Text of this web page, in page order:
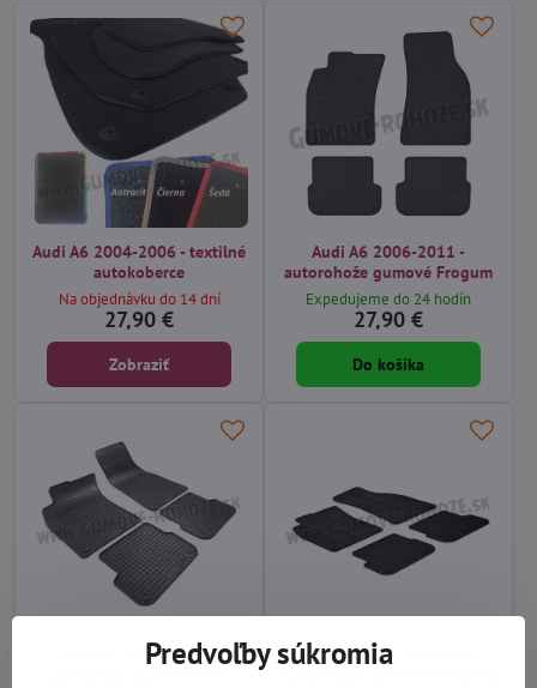
Audi A6 2004-2006 - textilné
autokoberce
Na objednávku do 14 dní
27,90 €
Zobraziť
Audi A6 2006-2011 -
autorohože gumové Frogum
Expedujeme do 24 hodín
27,90 €
Do košíka
Audi A6 2006-2011 -
Audi A6 Sedan 2006-2011 -
Predvoľby súkromia